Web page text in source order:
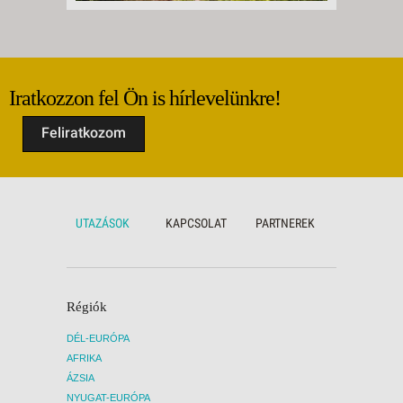
Iratkozzon fel Ön is hírlevelünkre!
Feliratkozom
UTAZÁSOK KAPCSOLAT PARTNEREK
Régiók
DÉL-EURÓPA
AFRIKA
ÁZSIA
NYUGAT-EURÓPA